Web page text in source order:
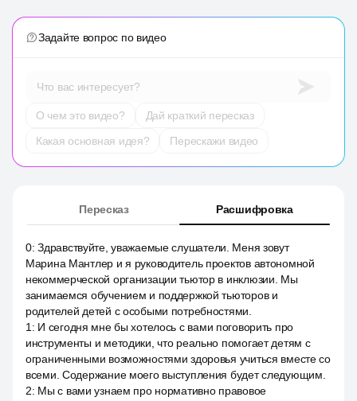
Задайте вопрос по видео
Что вас интересует?
О чем это видео?
Дай краткий пересказ
Какая основная идея?
Перескажи видео
Пересказ Расшифровка
0:Здравствуйте, уважаемые слушатели. Меня зовут
Марина Мантлер и я руководитель проектов автономной
некоммерческой организации тьютор в инклюзии. Мы
занимаемся обучением и поддержкой тьюторов и
родителей детей с особыми потребностями.
1 : И сегодня мне бы хотелось с вами поговорить про
инструменты и методики, что реально помогает детям с
ограниченными возможностями здоровья учиться вместе со
всеми. Содержание моего выступления будет следующим.
2: Мы с вами узнаем про нормативно правовое